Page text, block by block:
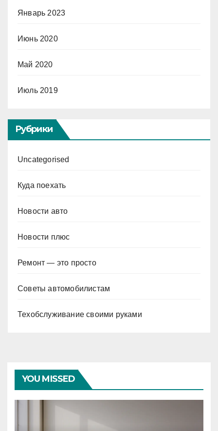
Январь 2023
Июнь 2020
Май 2020
Июль 2019
Рубрики
Uncategorised
Куда поехать
Новости авто
Новости плюс
Ремонт — это просто
Советы автомобилистам
Техобслуживание своими руками
YOU MISSED